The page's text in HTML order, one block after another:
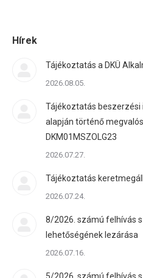
Hírek
Tájékoztatás a DKÜ
2026.08.05.
Tájékoztatás
alapján történő
DKM01MSZOLG23
2026.07.27.
Tájékoztatás
2026.07.24.
8/2026. számú felhívás
lehetőségének lezárása
2026.07.16.